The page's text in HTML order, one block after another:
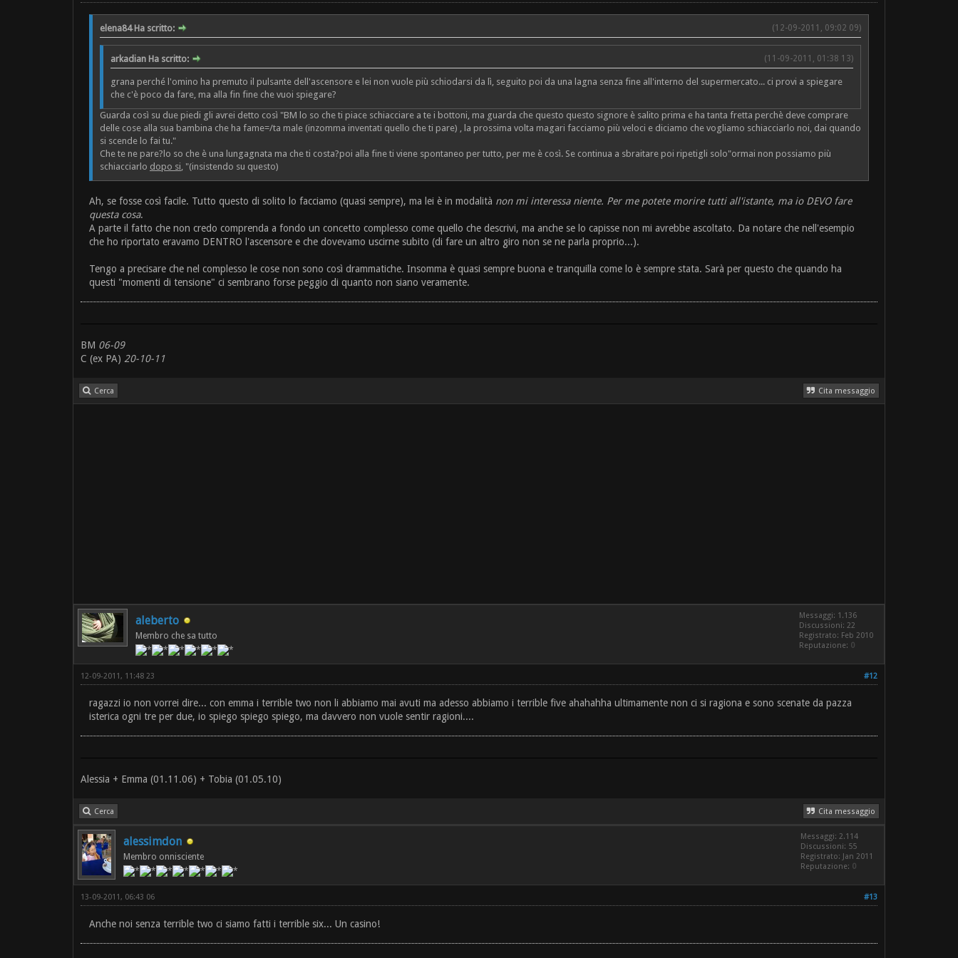
(12-09-2011, 09:02 09)
elena84 Ha scritto:
(11-09-2011, 01:38 13)
arkadian Ha scritto:
grana perché l'omino ha premuto il pulsante dell'ascensore e lei non vuole più schiodarsi da lì, seguito poi da una lagna senza fine all'interno del supermercato... ci provi a spiegare
che c'è poco da fare, ma alla fin fine che vuoi spiegare?
Guarda così su due piedi gli avrei detto così "BM lo so che ti piace schiacciare a te i bottoni, ma guarda che questo questo signore è salito prima e ha tanta fretta perchè deve comprare
delle cose alla sua bambina che ha fame=/ta male (inzomma inventati quello che ti pare) , la prossima volta magari facciamo più veloci e diciamo che vogliamo schiacciarlo noi, dai quando
si scende lo fai tu."
Che te ne pare?lo so che è una lungagnata ma che ti costa?poi alla fine ti viene spontaneo per tutto, per me è così. Se continua a sbraitare poi ripetigli solo"ormai non possiamo più
schiacciarlo dopo si, "(insistendo su questo)
Ah, se fosse così facile. Tutto questo di solito lo facciamo (quasi sempre), ma lei è in modalità non mi interessa niente. Per me potete morire tutti all'istante, ma io DEVO fare
questa cosa.
A parte il fatto che non credo comprenda a fondo un concetto complesso come quello che descrivi, ma anche se lo capisse non mi avrebbe ascoltato. Da notare che nell'esempio
che ho riportato eravamo DENTRO l'ascensore e che dovevamo uscirne subito (di fare un altro giro non se ne parla proprio...).
Tengo a precisare che nel complesso le cose non sono così drammatiche. Insomma è quasi sempre buona e tranquilla come lo è sempre stata. Sarà per questo che quando ha
questi "momenti di tensione" ci sembrano forse peggio di quanto non siano veramente.
BM 06-09
C (ex PA) 20-10-11
Cerca Cita messaggio
aleberto
Membro che sa tutto
Messaggi: 1.136
Discussioni: 22
Registrato: Feb 2010
Reputazione: 0
#12
12-09-2011, 11:48 23
ragazzi io non vorrei dire... con emma i terrible two non li abbiamo mai avuti ma adesso abbiamo i terrible five ahahahha ultimamente non ci si ragiona e sono scenate da pazza
isterica ogni tre per due, io spiego spiego spiego, ma davvero non vuole sentir ragioni....
Alessia + Emma (01.11.06) + Tobia (01.05.10)
Cerca Cita messaggio
alessimdon
Membro onnisciente
Messaggi: 2.114
Discussioni: 55
Registrato: Jan 2011
Reputazione: 0
#13
13-09-2011, 06:43 06
Anche noi senza terrible two ci siamo fatti i terrible six... Un casino!